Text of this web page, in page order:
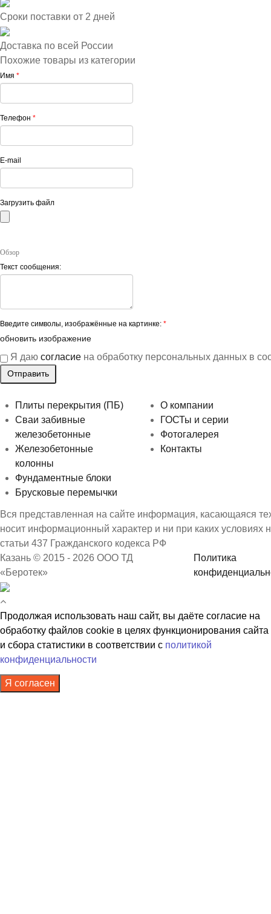
Сроки поставки от 2 дней
Доставка по всей России
Похожие товары из категории
Имя *
Телефон *
E-mail
Загрузить файл
Обзор
Текст сообщения:
Введите символы, изображённые на картинке: *
обновить изображение
Я даю согласие на обработку персональных данных в
Плиты перекрытия (ПБ)
Сваи забивные
железобетонные
Железобетонные
колонны
Фундаментные блоки
Брусковые перемычки
О компании
ГОСТы и серии
Фотогалерея
Контакты
Вся представленная на сайте информация, касающаяся
носит информационный характер и ни при каких
статьи 437 Гражданского кодекса РФ
Казань © 2015 - 2026 ООО ТД
«Беротек»
Политика
Продолжая использовать наш сайт, вы даёте согласие на
обработку файлов cookie в целях функционирования сайта
и сбора статистики в соответствии с политикой
конфиденциальности
Я согласен